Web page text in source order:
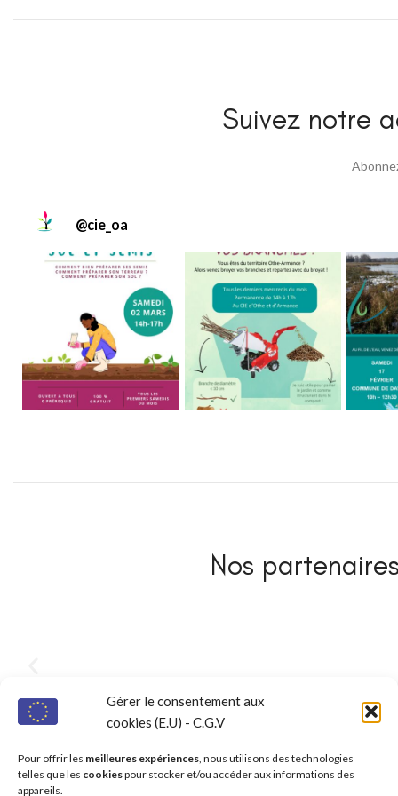
Gérer le consentement aux
cookies (E.U) - C.G.V
Pour offrir les meilleures expériences, nous utilisons des technologies
telles que les cookiespour stocker et/ou accéder aux informations des
appareils.
Suivez notre
@cie_oa
Nos